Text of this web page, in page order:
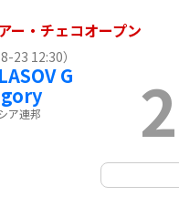
ー・チェコオープン
23 12:30）
G
ア連邦 2